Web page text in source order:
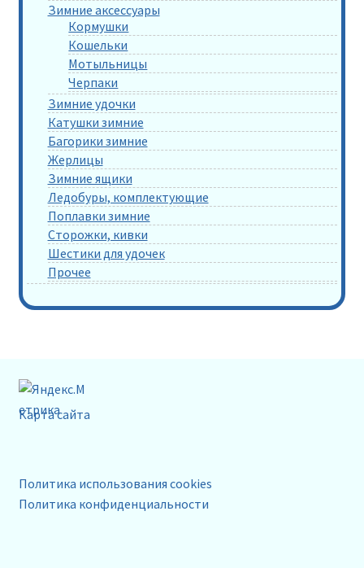
Зимние аксессуары
Кормушки
Кошельки
Мотыльницы
Черпаки
Зимние удочки
Катушки зимние
Багорики зимние
Жерлицы
Зимние ящики
Ледобуры, комплектующие
Поплавки зимние
Сторожки, кивки
Шестики для удочек
Прочее
Карта сайта
Политика использования cookies
Политика конфиденциальности